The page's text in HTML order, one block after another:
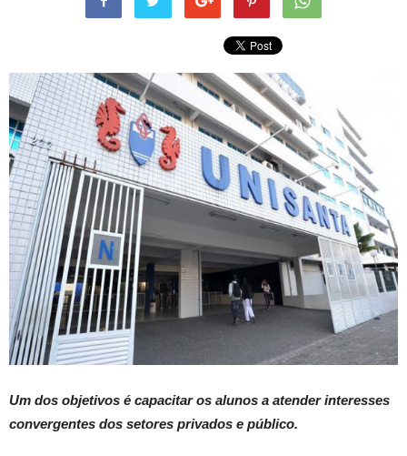
Um dos objetivos é capacitar os alunos a atender interesses
convergentes dos setores privados e público.